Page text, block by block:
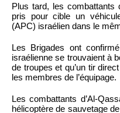
Plus tard, les combattants
pris pour cible un
(APC) israélien dans le
Les Brigades ont
israélienne se trouvaient à
de troupes et qu’un tir
les membres de l’équipage.
Les combattants d’Al-
hélicoptère de sauvetage